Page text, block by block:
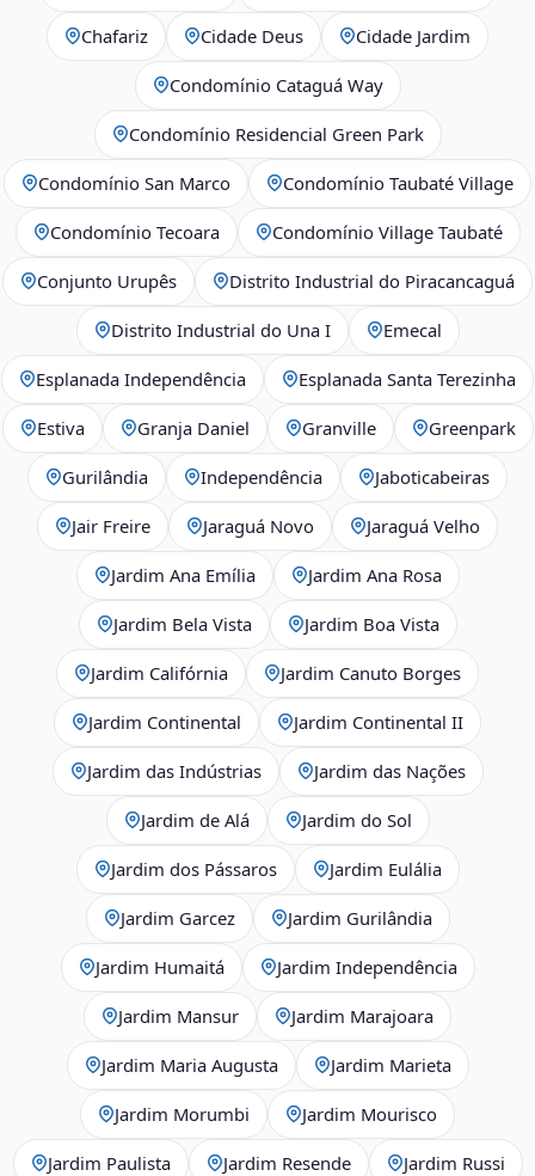
Chafariz Cidade Deus Cidade Jardim
Condomínio Cataguá Way
Condomínio Residencial Green Park
Condomínio San Marco Condomínio Taubaté Village
Condomínio Tecoara Condomínio Village Taubaté
Conjunto Urupês Distrito Industrial do Piracancaguá
Distrito Industrial do Una I Emecal
Esplanada Independência Esplanada Santa Terezinha
Estiva Granja Daniel Granville Greenpark
Gurilândia Independência Jaboticabeiras
Jair Freire Jaraguá Novo Jaraguá Velho
Jardim Ana Emília Jardim Ana Rosa
Jardim Bela Vista Jardim Boa Vista
Jardim Califórnia Jardim Canuto Borges
Jardim Continental Jardim Continental II
Jardim das Indústrias Jardim das Nações
Jardim de Alá Jardim do Sol
Jardim dos Pássaros Jardim Eulália
Jardim Garcez Jardim Gurilândia
Jardim Humaitá Jardim Independência
Jardim Mansur Jardim Marajoara
Jardim Maria Augusta Jardim Marieta
Jardim Morumbi Jardim Mourisco
Jardim Paulista Jardim Resende Jardim Russi